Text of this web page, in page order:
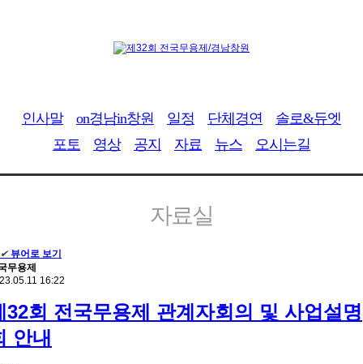
인사말 on경남in창원 일정 단체경연
솔로&듀엣
포토
영상 공지 자료 뉴스 오시는길
자료실
✔ 뷰어로 보기
무용제
16:22
32회 전국무용제 관계자회의 및 사업설명
안내